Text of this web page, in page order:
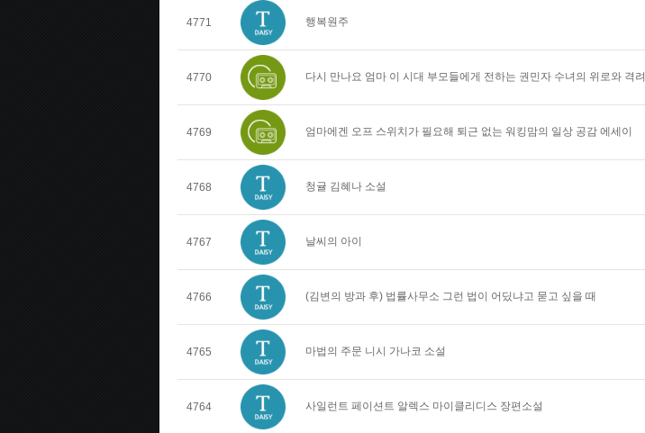
4771 행복원주
4770 다시 만나요 엄마 이 시대 부모들에게 전하는 권민자 수녀의 위로와 격려
4769 엄마에겐 오프 스위치가 필요해 퇴근 없는 워킹맘의 일상 공감 에세이
4768 청귤 김혜나 소설
4767 날씨의 아이
4766 (김변의 방과 후) 법률사무소 그런 법이 어딨냐고 묻고 싶을 때
4765 마법의 주문 니시 가나코 소설
4764 사일런트 페이션트 알렉스 마이클리디스 장편소설